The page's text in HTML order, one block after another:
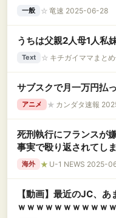
一般 ☆ 竜速 2025-06-28
うちは父親2人母1人私
Text ☆ キチガイママまと
サブスクで月一万円
アニメ ★ カンダタ速報
死刑執行にフランスが
事実で殴り返されてし
海外 ★ U-1 NEWS 2025-
【動画】最近のJC、
ｗｗｗｗｗｗｗｗｗｗ